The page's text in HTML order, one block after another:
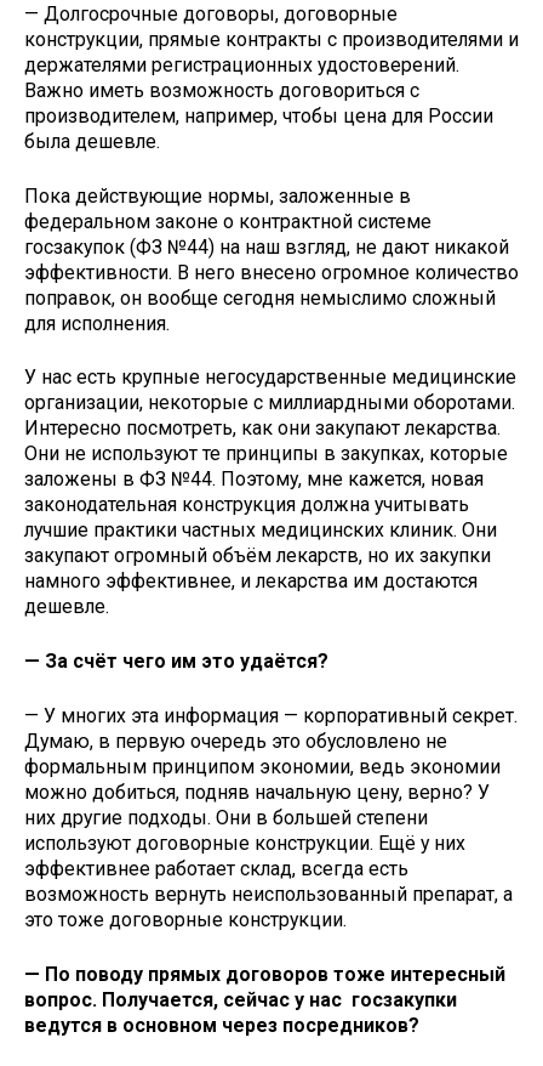
— Долгосрочные договоры, договорные
конструкции, прямые контракты с производителями и
держателями регистрационных удостоверений.
Важно иметь возможность договориться с
производителем, например, чтобы цена для России
была дешевле.
Пока действующие нормы, заложенные в
федеральном законе о контрактной системе
госзакупок (ФЗ №44) на наш взгляд, не дают никакой
эффективности. В него внесено огромное количество
поправок, он вообще сегодня немыслимо сложный
для исполнения.
У нас есть крупные негосударственные медицинские
организации, некоторые с миллиардными оборотами.
Интересно посмотреть, как они закупают лекарства.
Они не используют те принципы в закупках, которые
заложены в ФЗ №44. Поэтому, мне кажется, новая
законодательная конструкция должна учитывать
лучшие практики частных медицинских клиник. Они
закупают огромный объём лекарств, но их закупки
намного эффективнее, и лекарства им достаются
дешевле.
— За счёт чего им это удаётся?
— У многих эта информация — корпоративный секрет.
Думаю, в первую очередь это обусловлено не
формальным принципом экономии, ведь экономии
можно добиться, подняв начальную цену, верно? У
них другие подходы. Они в большей степени
используют договорные конструкции. Ещё у них
эффективнее работает склад, всегда есть
возможность вернуть неиспользованный препарат, а
это тоже договорные конструкции.
— По поводу прямых договоров тоже интересный
вопрос. Получается, сейчас у нас госзакупки
ведутся в основном через посредников?